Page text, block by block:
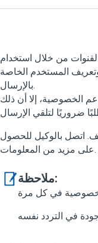
من خلال استخدام
المستخدم الخاصة
بالإرسال.
الخصوصية، إلا أن ذلك
اتصل بالوكيل للحصول
على مزيد من المعلومات.
ملاحظة: